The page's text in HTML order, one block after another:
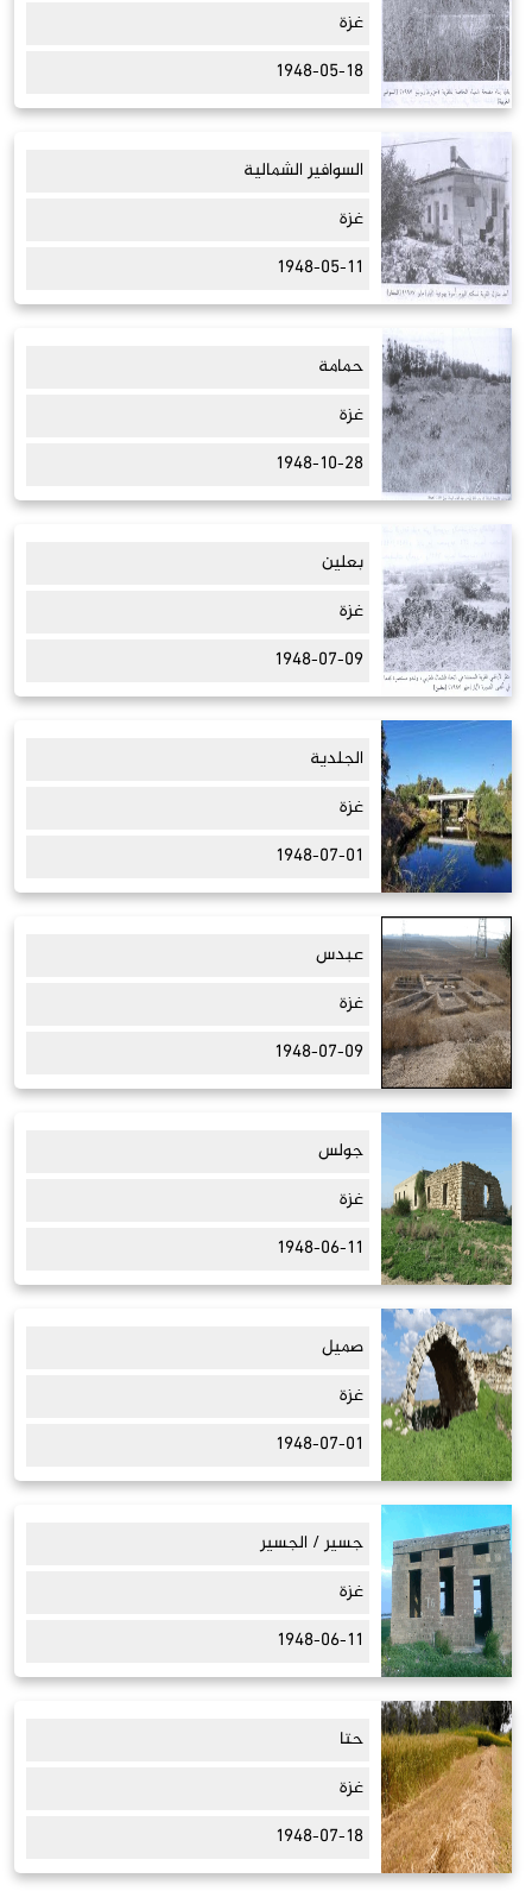
غزة
1948-05-18
السوافير الشمالية
غزة
1948-05-11
حمامة
غزة
1948-10-28
بعلين
غزة
1948-07-09
الجلدية
غزة
1948-07-01
عبدس
غزة
1948-07-09
جولس
غزة
1948-06-11
صميل
غزة
1948-07-01
جسير / الجسير
غزة
1948-06-11
حتا
غزة
1948-07-18